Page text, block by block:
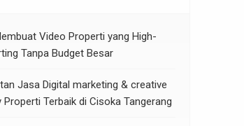
Video Properti yang High-
Tanpa Budget Besar
Jasa Digital marketing & creative
Properti Terbaik di Cisoka Tangerang